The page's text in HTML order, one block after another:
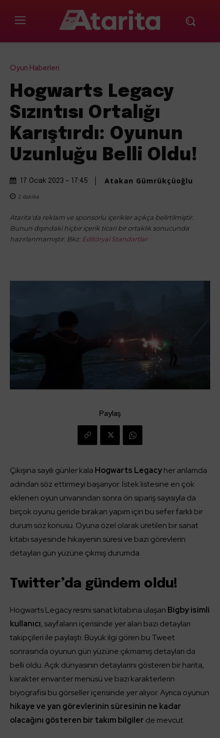
Oyun Haberleri
Hogwarts Legacy
Sızıntısı Ortalığı
Karıştırdı: Oyunun
Uzunluğu Belli Oldu!
17 Ocak 2023 - 17:45 Atakan Gümrükçüoğlu
2 dakika
Atarita'da reklam ve sponsorlu içerikler açıkça belirtilmiştir.
Bunun dışındaki hiçbir içerik ticari bir ortaklık sonucunda
hazırlanmamıştır. Bkz: Editöryal Standartlar
Paylaş
Çıkışına sayılı günler kala Hogwarts Legacyher anlamda
adından söz ettirmeyi başarıyor. İstek listesine en çok
eklenen oyun unvanından sonra ön sipariş sayısıyla da
birçok oyunu geride bırakan yapım için bu sefer farklı bir
durum söz konusu. Oyuna özel olarak üretilen bir sanat
kitabı sayesinde hikayenin süresi ve bazı görevlerin
detayları gün yüzüne çıkmış durumda.
Twitter’da gündem oldu!
Hogwarts Legacy resmi sanat kitabına ulaşan Bigby isimli
kullanıcı, sayfaların içerisinde yer alan bazı detayları
takipçileri ile paylaştı. Büyük ilgi gören bu Tweet
sonrasında oyunun gün yüzüne çıkmamış detayları da
belli oldu. Açık dünyasının detaylarını gösteren bir harita,
karakter envanter menüsü ve bazı karakterlerin
biyografisi bu görseller içerisinde yer alıyor. Ayrıca oyunun
hikaye ve yan görevlerinin süresinin ne kadar
olacağını gösteren bir takım bilgiler de mevcut.